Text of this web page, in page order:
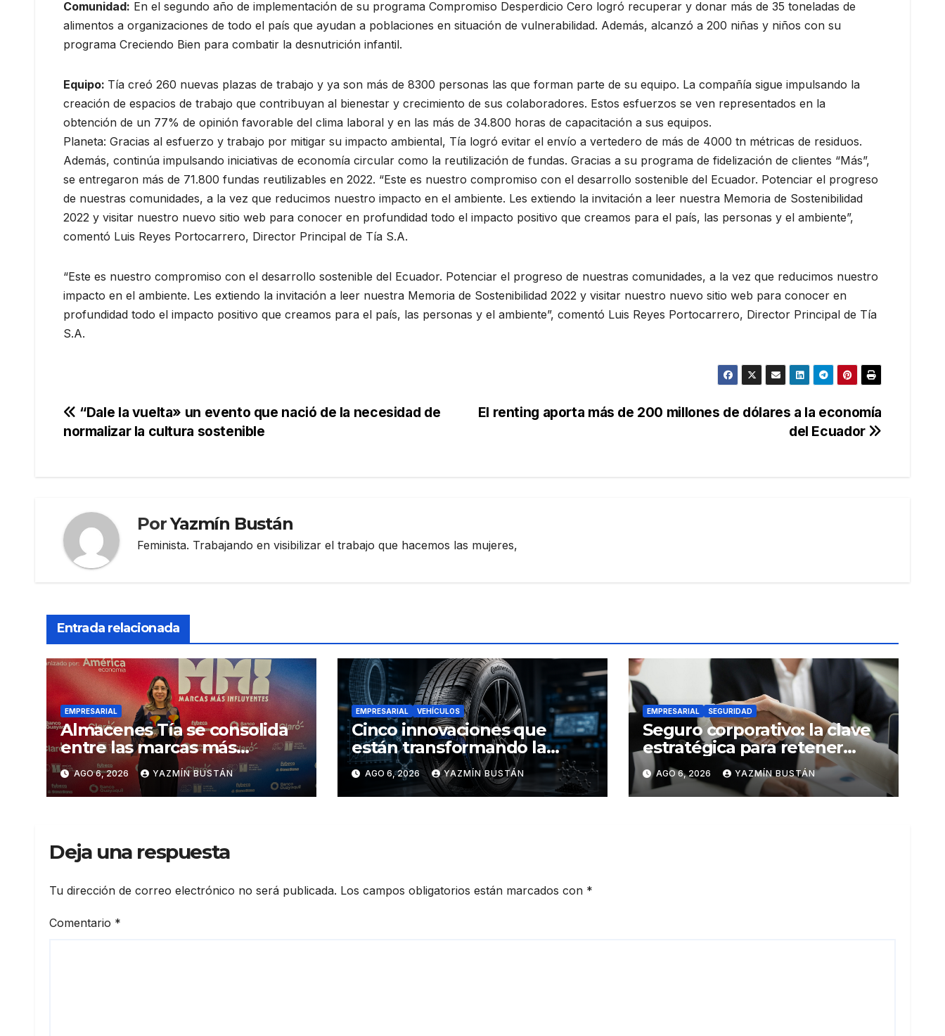
Comunidad: En el segundo año de implementación de su programa Compromiso Desperdicio Cero logró recuperar y donar más de 35 toneladas de
alimentos a organizaciones de todo el país que ayudan a poblaciones en situación de vulnerabilidad. Además, alcanzó a 200 niñas y niños con su
programa Creciendo Bien para combatir la desnutrición infantil.
Equipo: Tía creó 260 nuevas plazas de trabajo y ya son más de 8300 personas las que forman parte de su equipo. La compañía sigue impulsando la
creación de espacios de trabajo que contribuyan al bienestar y crecimiento de sus colaboradores. Estos esfuerzos se ven representados en la
obtención de un 77% de opinión favorable del clima laboral y en las más de 34.800 horas de capacitación a sus equipos.
Planeta: Gracias al esfuerzo y trabajo por mitigar su impacto ambiental, Tía logró evitar el envío a vertedero de más de 4000 tn métricas de residuos.
Además, continúa impulsando iniciativas de economía circular como la reutilización de fundas. Gracias a su programa de fidelización de clientes “Más”,
se entregaron más de 71.800 fundas reutilizables en 2022. “Este es nuestro compromiso con el desarrollo sostenible del Ecuador. Potenciar el progreso
de nuestras comunidades, a la vez que reducimos nuestro impacto en el ambiente. Les extiendo la invitación a leer nuestra Memoria de Sostenibilidad
2022 y visitar nuestro nuevo sitio web para conocer en profundidad todo el impacto positivo que creamos para el país, las personas y el ambiente”,
comentó Luis Reyes Portocarrero, Director Principal de Tía S.A.
“Este es nuestro compromiso con el desarrollo sostenible del Ecuador. Potenciar el progreso de nuestras comunidades, a la vez que reducimos nuestro
impacto en el ambiente. Les extiendo la invitación a leer nuestra Memoria de Sostenibilidad 2022 y visitar nuestro nuevo sitio web para conocer en
profundidad todo el impacto positivo que creamos para el país, las personas y el ambiente”, comentó Luis Reyes Portocarrero, Director Principal de Tía
S.A.
Navegación
El renting aporta más de 200 millones de dólares a la economía
del Ecuador
“Dale la vuelta» un evento que nació de la necesidad de
normalizar la cultura sostenible
PorYazmín Bustán
Feminista. Trabajando en visibilizar el trabajo que hacemos las mujeres,
Entrada relacionada
EMPRESARIAL
Almacenes Tía se consolida
entre las marcas más
influyentes del Ecuador
AGO 6, 2026 YAZMÍN BUSTÁN
EMPRESARIAL VEHÍCULOS
Cinco innovaciones que
están transformando la
industria de los neumáticos y
redefinen el futuro de la
movilidad
AGO 6, 2026 YAZMÍN BUSTÁN
EMPRESARIAL SEGURIDAD
Seguro corporativo: la clave
estratégica para retener
talento en Ecuador
AGO 6, 2026 YAZMÍN BUSTÁN
Deja una respuesta
Tu dirección de correo electrónico no será publicada. Los campos obligatorios están marcados con *
Comentario *